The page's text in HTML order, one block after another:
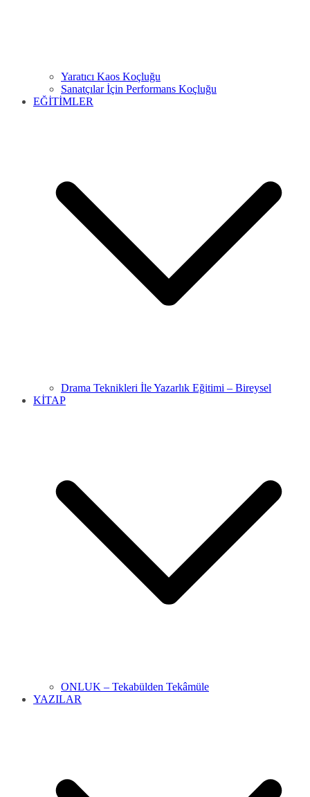
Yaratıcı Kaos Koçluğu
Sanatçılar İçin Performans Koçluğu
EĞİTİMLER
Drama Teknikleri İle Yazarlık Eğitimi – Bireysel
KİTAP
ONLUK – Tekabülden Tekâmüle
YAZILAR